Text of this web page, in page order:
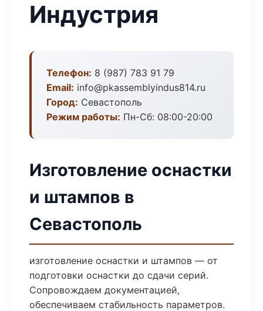
Индустрия
Телефон: 8 (987) 783 91 79
Email: info@pkassemblyindus814.ru
Город: Севастополь
Режим работы: Пн-Сб: 08:00-20:00
Изготовление оснастки
и штампов в
Севастополь
изготовление оснастки и штампов — от
подготовки оснастки до сдачи серий.
Сопровождаем документацией,
обеспечиваем стабильность параметров.